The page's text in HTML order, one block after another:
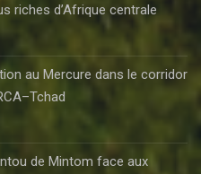
riches d’Afrique centrale
au Mercure dans le corridor
de Mintom face aux